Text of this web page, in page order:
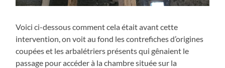
Voici ci-dessous comment cela était avant cette
intervention, on voit au fond les contrefiches d’origines
coupées et les arbalétriers présents qui gênaient le
passage pour accéder à la chambre située sur la